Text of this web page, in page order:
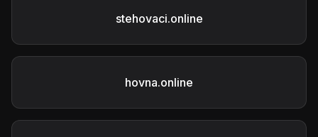
stehovaci.online
hovna.online